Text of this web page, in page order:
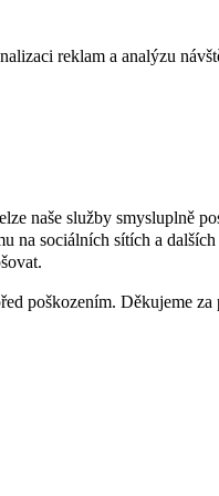
reklam a analýzu
naše služby smysluplně
na sociálních sítích a
poškozením. Děkujeme za